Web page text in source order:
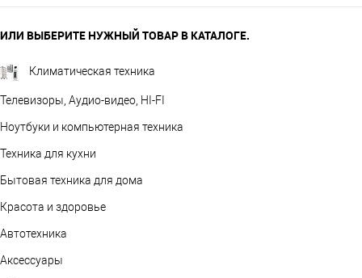
ИЛИ ВЫБЕРИТЕ НУЖНЫЙ ТОВАР В КАТАЛОГЕ.
Климатическая техника
Телевизоры, Аудио-видео, HI-FI
Ноутбуки и компьютерная техника
Техника для кухни
Бытовая техника для дома
Красота и здоровье
Автотехника
Аксессуары